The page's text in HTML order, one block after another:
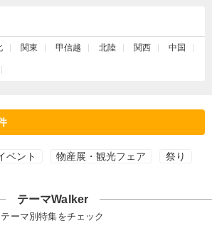
関東 甲信越 北陸 関西 中国
ベント 物産展・観光フェア 祭り
テーマWalker
テーマ別特集をチェック